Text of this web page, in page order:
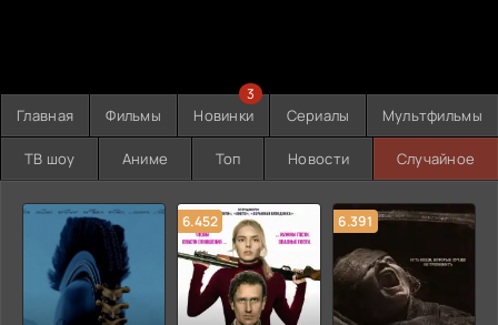
Главная Фильмы Новинки
3
Сериалы Мультфильмы
ТВ шоу Аниме Топ Новости Случайное
6.452 6.391